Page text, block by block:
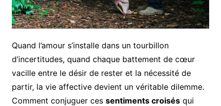
Quand l’amour s’installe dans un tourbillon
d’incertitudes, quand chaque battement de cœur
vacille entre le désir de rester et la nécessité de
partir, la vie affective devient un véritable dilemme.
Comment conjuguer ces sentiments croisésqui